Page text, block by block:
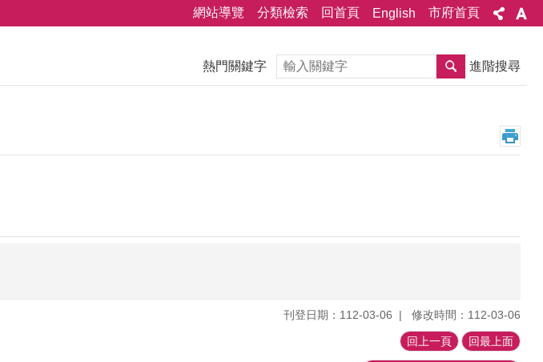
網站導覽 分類檢索 回首頁 English 市府首頁
熱門關鍵字 搜尋 進階搜尋
刊登日期：112-03-06 修改時間：112-03-06
回上一頁 回最上面